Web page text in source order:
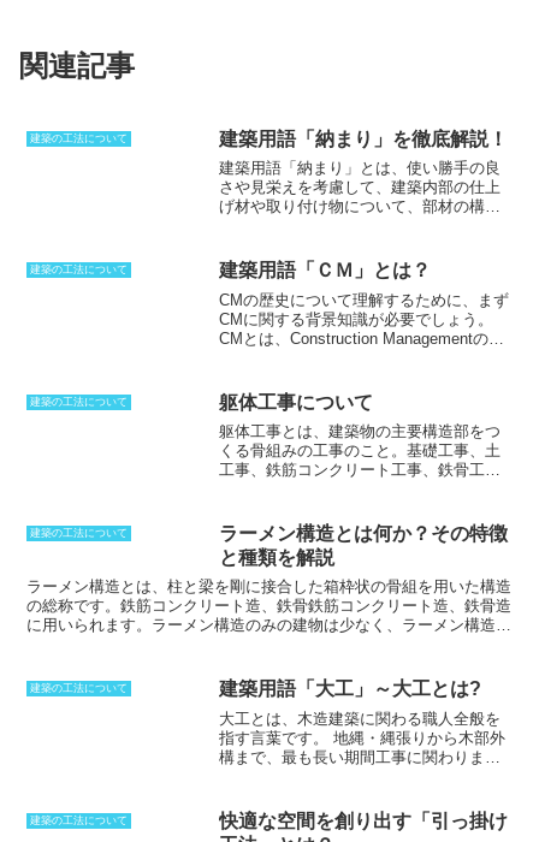
関連記事
建築の工法について 建築用語「納まり」を徹底解説！
建築用語「納まり」とは、使い勝手の良
さや見栄えを考慮して、建築内部の仕上
げ材や取り付け物について、部材の構成
の仕方、もしくは完成した状態のことを
指す場合もあります。この取り合いがう
まくいき、接合がしっかりとしていれば
「納まりが良い」「取り合いが良い」と
言われ、現場で使われる言葉のひとつで
す。木材の種類や特性はそれぞれ異なる
ため、設計図書通りに施工しても、実際
には納まらない場合があります。また、
現場での状況によっては、設計図書にな
い納まりが必要になることもあります。
なければなりません。
建築の工法について 建築用語「ＣＭ」とは？
CMの歴史について理解するために、まず
CMに関する背景知識が必要でしょう。
CMとは、Construction Managementの略
融合させたものです。CMは、アメリカで
行われている建設生産システムのひとつ
であり、独立した設計、積算、購買、原
価管理、品質管理、工程管理、施工管理
など、体系的な構成になっています。CM
建設業界では、プロジェクトの予算超過
や工期遅延が大きな問題となっていまし
た。そのため、プロジェクトの予算超過
や工期遅延を防止する目的で、CMという
新しい建設システムが考案されました。
CMの誕生は、建設業界に大きな影響を与
理する方式であり、プロジェクトの予算
超過や工期遅延を防ぐことに成功しまし
た。また、CMは、建設プロジェクトの品
質向上にも貢献しました。CMは、現在で
は、アメリカだけでなく、世界各国で採
共工事や民間工事で広く採用されていま
建築の工法について 躯体工事について
躯体工事とは、建築物の主要構造部をつ
くる骨組みの工事のこと。基礎工事、土
工事、鉄筋コンクリート工事、鉄骨工事
躯体工事の付属的工事とみなすことがで
きる。躯体工事は大まかに分けて、基礎
工事と本体工事の2つ。基礎工事はしっか
りとした地盤に、鉄筋コンクリートで基
礎を作り、地盤が弱い場合は、地盤改良
などで補強する工事をする。本体工事は
工事の立会いや検査を行ない、施工図や
提出書類の確認する工事である。なお、
躯体工事に対し、木工事、塗装工事など
の内外装の工事を総称して仕上げ工事と
言う。
建築の工法について
ラーメン構造とは何か？その特徴
と種類を解説
ラーメン構造とは、柱と梁を剛に接合した箱枠状の骨組を用いた構造
の総称です。鉄筋コンクリート造、鉄骨鉄筋コンクリート造、鉄骨造
に用いられます。ラーメン構造のみの建物は少なく、ラーメン構造と
高い耐震性と耐風性を発揮しますが、建設費用がかかり、音が響きや
すいなどの問題点もあります。
建築の工法について 建築用語「大工」～大工とは?
大工とは、木造建築に関わる職人全般を
指す言葉です。
地縄・縄張りから木部外
構まで、最も長い期間工事に関わりま
る大工を数寄屋大工と呼びます。また、
鉄筋コンクリート造で型枠を組み立てる
建築の工法について
快適な空間を創り出す「引っ掛け